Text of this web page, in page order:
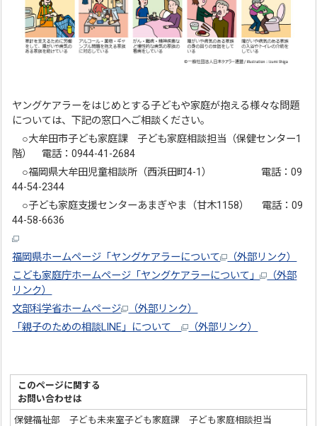
ヤングケアラーをはじめとする子どもや家庭が抱える様々な問題
については、下記の窓口へご相談ください。
○大牟田市子ども家庭課 子ども家庭相談担当（保健センター1
階） 電話：0944-41-2684
○福岡県大牟田児童相談所（西浜田町4-1） 電話：09
44-54-2344
○子ども家庭支援センターあまぎやま（甘木1158） 電話：09
44-58-6636
福岡県ホームページ「ヤングケアラーについて
（外部リンク）
こども家庭庁ホームページ「ヤングケアラーについて」
（外部
リンク）
文部科学省ホームページ
（外部リンク）
「親子のための相談LINE」について
（外部リンク）
このページに関する
お問い合わせは
保健福祉部 子ども未来室子ども家庭課 子ども家庭相談担当